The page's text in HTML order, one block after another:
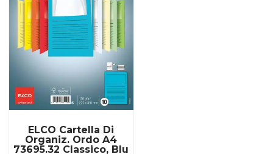
ELCO Cartella Di
Organiz. Ordo A4
73695.32 Classico, Blu